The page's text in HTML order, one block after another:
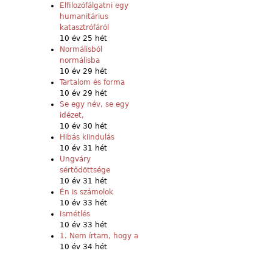
Elfilozófálgatni egy
humanitárius
katasztrófáról
10 év 25 hét
Normálisból
normálisba
10 év 29 hét
Tartalom és forma
10 év 29 hét
Se egy név, se egy
idézet,
10 év 30 hét
Hibás kiindulás
10 év 31 hét
Ungváry
sértődöttsége
10 év 31 hét
Én is számolok
10 év 33 hét
Ismétlés
10 év 33 hét
1. Nem írtam, hogy a
10 év 34 hét